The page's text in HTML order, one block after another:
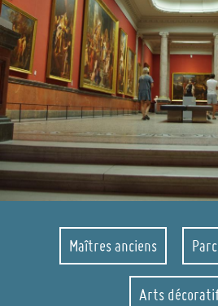
Maîtres anciens
Arts